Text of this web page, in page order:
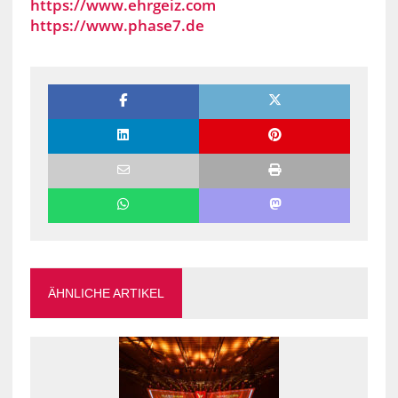
https://www.ehrgeiz.com
https://www.phase7.de
ÄHNLICHE ARTIKEL